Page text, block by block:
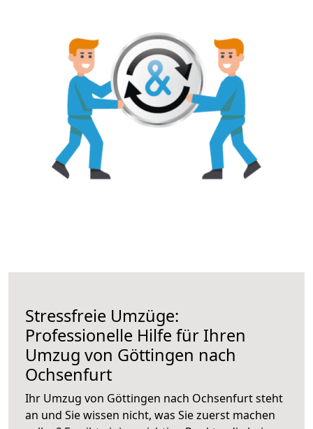
Stressfreie Umzüge:
Professionelle Hilfe für Ihren
Umzug von Göttingen nach
Ochsenfurt
Ihr Umzug von Göttingen nach Ochsenfurt steht
an und Sie wissen nicht, was Sie zuerst machen